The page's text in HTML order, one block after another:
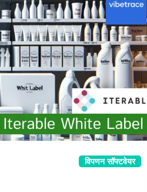
विपणन सॉफ्टवेयर